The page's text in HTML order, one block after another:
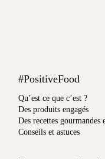
#PositiveFood
Qu’est ce que c’est ?
Des produits engagés
Des recettes gourmandes
Conseils et astuces